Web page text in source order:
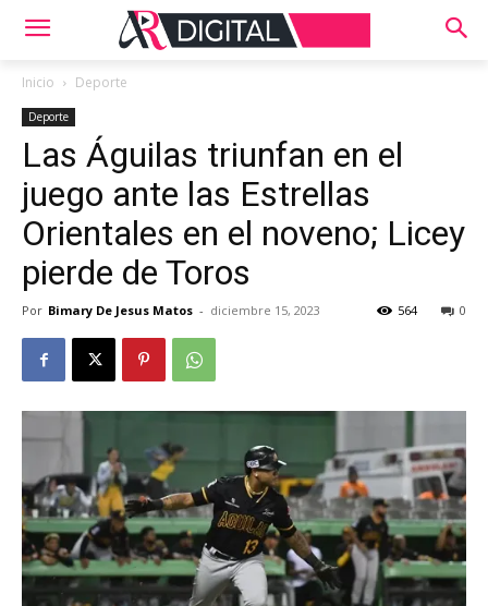
Inicio Deporte
Deporte
Las Águilas triunfan en el
juego ante las Estrellas
Orientales en el noveno; Licey
pierde de Toros
Por Bimary De Jesus Matos - diciembre 15, 2023 0
564